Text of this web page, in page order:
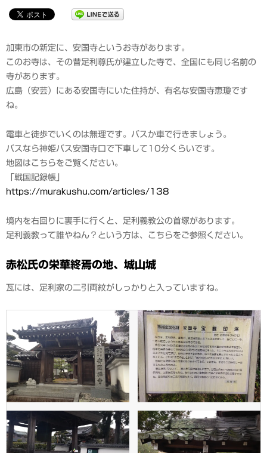
加東市の新定に、安国寺というお寺があります。
このお寺は、その昔足利尊氏が建立した寺で、全国にも同じ名前の
寺があります。
広島（安芸）にある安国寺にいた住持が、有名な安国寺恵瓊です
ね。
電車と徒歩でいくのは無理です。バスか車で行きましょう。
バスなら神姫バス安国寺口で下車して10分くらいです。
地図はこちらをご覧ください。
「戦国記録帳」
https://murakushu.com/articles/138
境内を右回りに裏手に行くと、足利義教公の首塚があります。
足利義教って誰やねん？という方は、こちらをご参照ください。
赤松氏の栄華終焉の地、城山城
瓦には、足利家の二引両紋がしっかりと入っていますね。